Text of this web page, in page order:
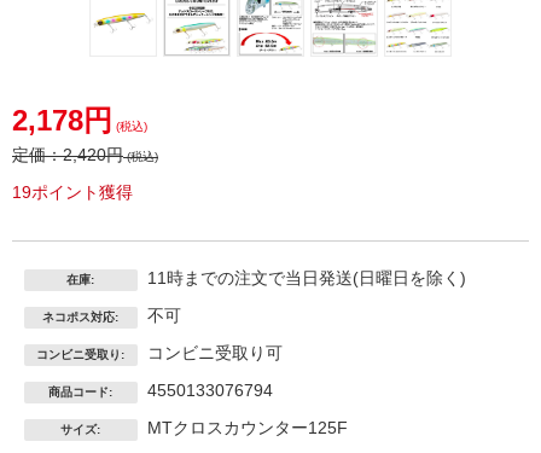
2,178円 (税込)
定価：2,420円(税込)
19ポイント獲得
在庫: 11時までの注文で当日発送(日曜日を除く)
ネコポス対応: 不可
コンビニ受取り: コンビニ受取り可
商品コード: 4550133076794
サイズ: MTクロスカウンター125F